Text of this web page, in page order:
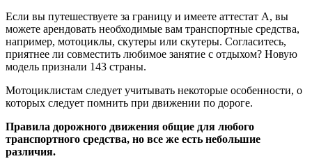
Если вы путешествуете за границу и имеете аттестат A, вы
можете арендовать необходимые вам транспортные средства,
например, мотоциклы, скутеры или скутеры. Согласитесь,
приятнее ли совместить любимое занятие с отдыхом? Новую
модель признали 143 страны.
Мотоциклистам следует учитывать некоторые особенности, о
которых следует помнить при движении по дороге.
Правила дорожного движения общие для любого
транспортного средства, но все же есть небольшие
различия.